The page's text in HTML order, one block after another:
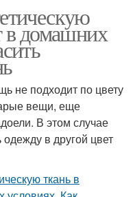
в домашних
не подходит по цвету
вещи, еще
В этом случае
в другой цвет